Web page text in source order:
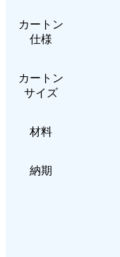
カートン
仕様
カートン
サイズ
材料
納期